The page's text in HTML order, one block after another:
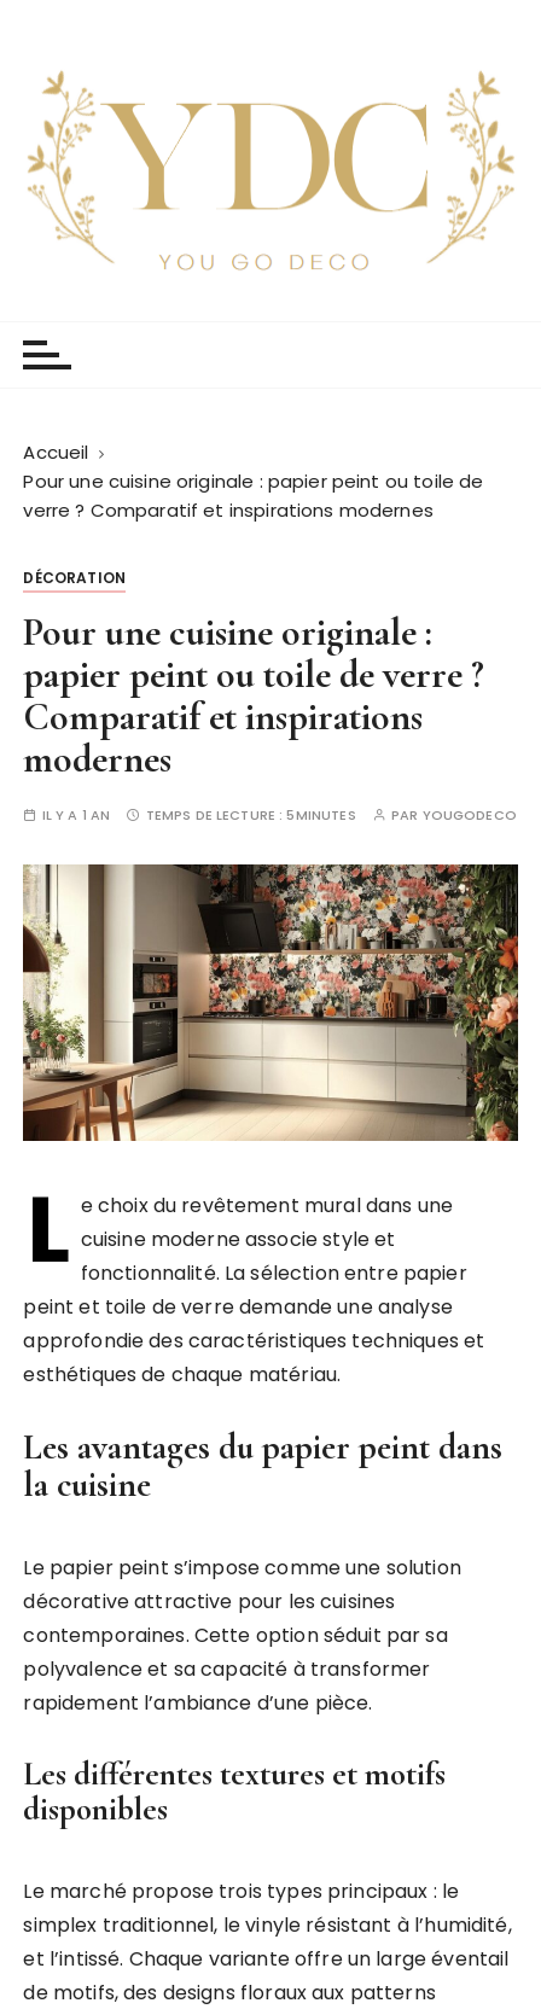
Accueil
Pour une cuisine originale : papier peint ou toile de
verre ? Comparatif et inspirations modernes
DÉCORATION
Pour une cuisine originale :
papier peint ou toile de verre ?
Comparatif et inspirations
modernes
IL Y A 1 AN TEMPS DE LECTURE :5MINUTES PAR YOUGODECO
L e choix du revêtement mural dans une
cuisine moderne associe style et
fonctionnalité. La sélection entre papier
peint et toile de verre demande une analyse
approfondie des caractéristiques techniques et
esthétiques de chaque matériau.
Les avantages du papier peint dans
la cuisine
Le papier peint s’impose comme une solution
décorative attractive pour les cuisines
contemporaines. Cette option séduit par sa
polyvalence et sa capacité à transformer
rapidement l’ambiance d’une pièce.
Les différentes textures et motifs
disponibles
Le marché propose trois types principaux : le
simplex traditionnel, le vinyle résistant à l’humidité,
et l’intissé. Chaque variante offre un large éventail
de motifs, des designs floraux aux patterns